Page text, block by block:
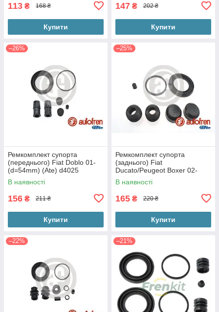
113 ₴ 168 ₴
Купити
147 ₴ 202 ₴
Купити
–26%
Ремкомплект супорта
(переднього) Fiat Doblo 01-
(d=54mm) (Ate) d4025
В наявності
156 ₴ 211 ₴
Купити
–25%
Ремкомплект супорта
(заднього) Fiat
Ducato/Peugeot Boxer 02-
(d=46mm)(Brembo) d4610
В наявності
165 ₴ 220 ₴
Купити
–22% –21%